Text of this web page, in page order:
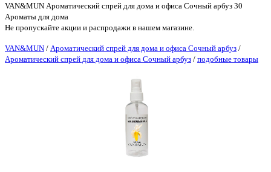
VAN&MUN Ароматический спрей для дома и офиса Сочный арбуз 30
Ароматы для дома
Не пропускайте акции и распродажи в нашем магазине.
VAN&MUN / Ароматический спрей для дома и офиса Сочный арбуз /
Ароматический спрей для дома и офиса Сочный арбуз / подобные товары